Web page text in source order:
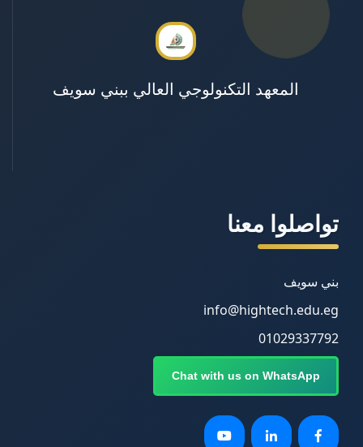
المعهد التكنولوجي العالي ببني سويف
تواصلوا معنا
بني سويف
info@hightech.edu.eg
01029337792
Chat with us on WhatsApp